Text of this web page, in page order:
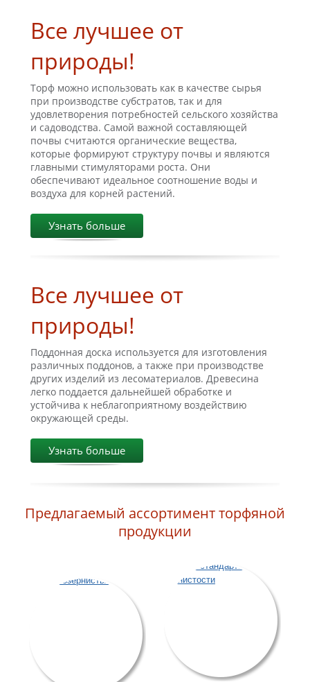
Все лучшее от
природы!
Торф можно использовать как в качестве сырья
при производстве субстратов, так и для
удовлетворения потребностей сельского хозяйства
и садоводства. Самой важной составляющей
почвы считаются органические вещества,
которые формируют структуру почвы и являются
главными стимуляторами роста. Они
обеспечивают идеальное соотношение воды и
воздуха для корней растений.
Узнать больше
Все лучшее от
природы!
Поддонная доска используется для изготовления
различных поддонов, а также при производстве
других изделий из лесоматериалов. Древесина
легко поддается дальнейшей обработке и
устойчива к неблагоприятному воздействию
окружающей среды.
Узнать больше
Предлагаемый ассортимент торфяной
продукции